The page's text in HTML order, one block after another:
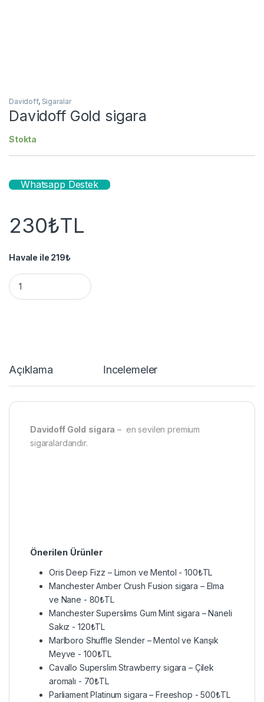
Davidoff, Sigaralar
Davidoff Gold sigara
Stokta
Whatsapp Destek
230₺TL
Havale ile 219₺
Davidoff Gold sigara quantity
Açıklama İncelemeler
Davidoff Gold sigara – en sevilen premium
sigaralardandır.
Önerilen Ürünler
Oris Deep Fizz – Limon ve Mentol -100₺TL
Manchester Amber Crush Fusion sigara – Elma
ve Nane - 80₺TL
Manchester Superslims Gum Mint sigara – Naneli
Sakız - 120₺TL
Marlboro Shuffle Slender – Mentol ve Karışık
Meyve - 100₺TL
Cavallo Superslim Strawberry sigara – Çilek
aromalı - 70₺TL
Parliament Platinum sigara – Freeshop -500₺TL